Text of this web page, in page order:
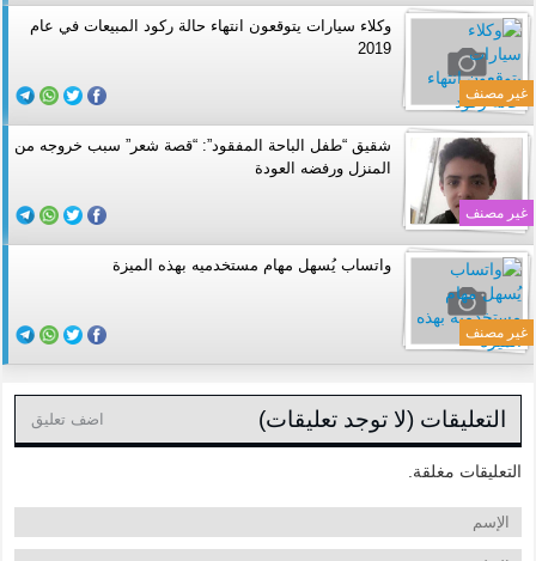
غير مصنف
وكلاء سيارات يتوقعون انتهاء حالة ركود المبيعات في عام
2019
غير مصنف
شقيق “طفل الباحة المفقود”: “قصة شعر” سبب خروجه من
المنزل ورفضه العودة
غير مصنف
واتساب يُسهل مهام مستخدميه بهذه الميزة
التعليقات (لا توجد تعليقات) اضف تعليق
التعليقات مغلقة.